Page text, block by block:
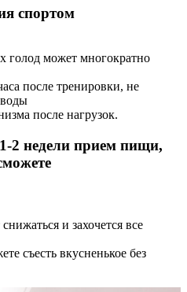
спортом
голод может многократно
после тренировки, не
после нагрузок.
2 недели прием пищи,
и захочется все
съесть вкусненькое без